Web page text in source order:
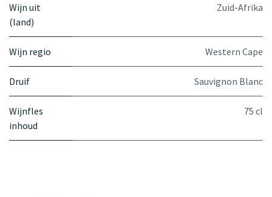
Wijn uit
(land)
Zuid-Afrika
Wijn regio Western Cape
Druif Sauvignon Blanc
Wijnfles
inhoud
75 cl